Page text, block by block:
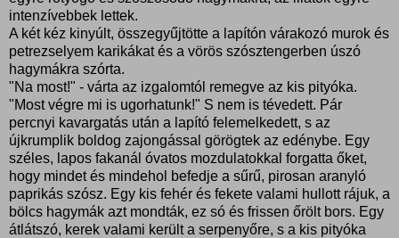
intenzívebbek lettek.
A két kéz kinyúlt, összegyűjtötte a lapítón várakozó murok és
petrezselyem karikákat és a vörös szósztengerben úszó
hagymákra szórta.
"Na most!" - várta az izgalomtól remegve az kis pityóka.
"Most végre mi is ugorhatunk!" S nem is tévedett. Pár
percnyi kavargatás után a lapító felemelkedett, s az
újkrumplik boldog zajongással görögtek az edénybe. Egy
széles, lapos fakanál óvatos mozdulatokkal forgatta őket,
hogy mindet és mindehol befedje a sűrű, pirosan aranyló
paprikás szósz. Egy kis fehér és fekete valami hullott rájuk, a
bölcs hagymák azt mondták, ez só és frissen őrölt bors. Egy
átlátszó, kerek valami került a serpenyőre, s a kis pityóka